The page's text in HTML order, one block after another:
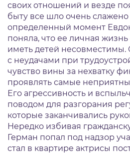
своих отношений и везде
быту все шло очень
определенный момент
поняла, что ее личная
иметь детей несовместимы.
с неудачами при
чувство вины за нехватку
проявлять самые
Его агрессивность и
поводом для разгорания
которые заканчивались
Нередко избивая
Герман попал под надзор
стал в квартире актрисы